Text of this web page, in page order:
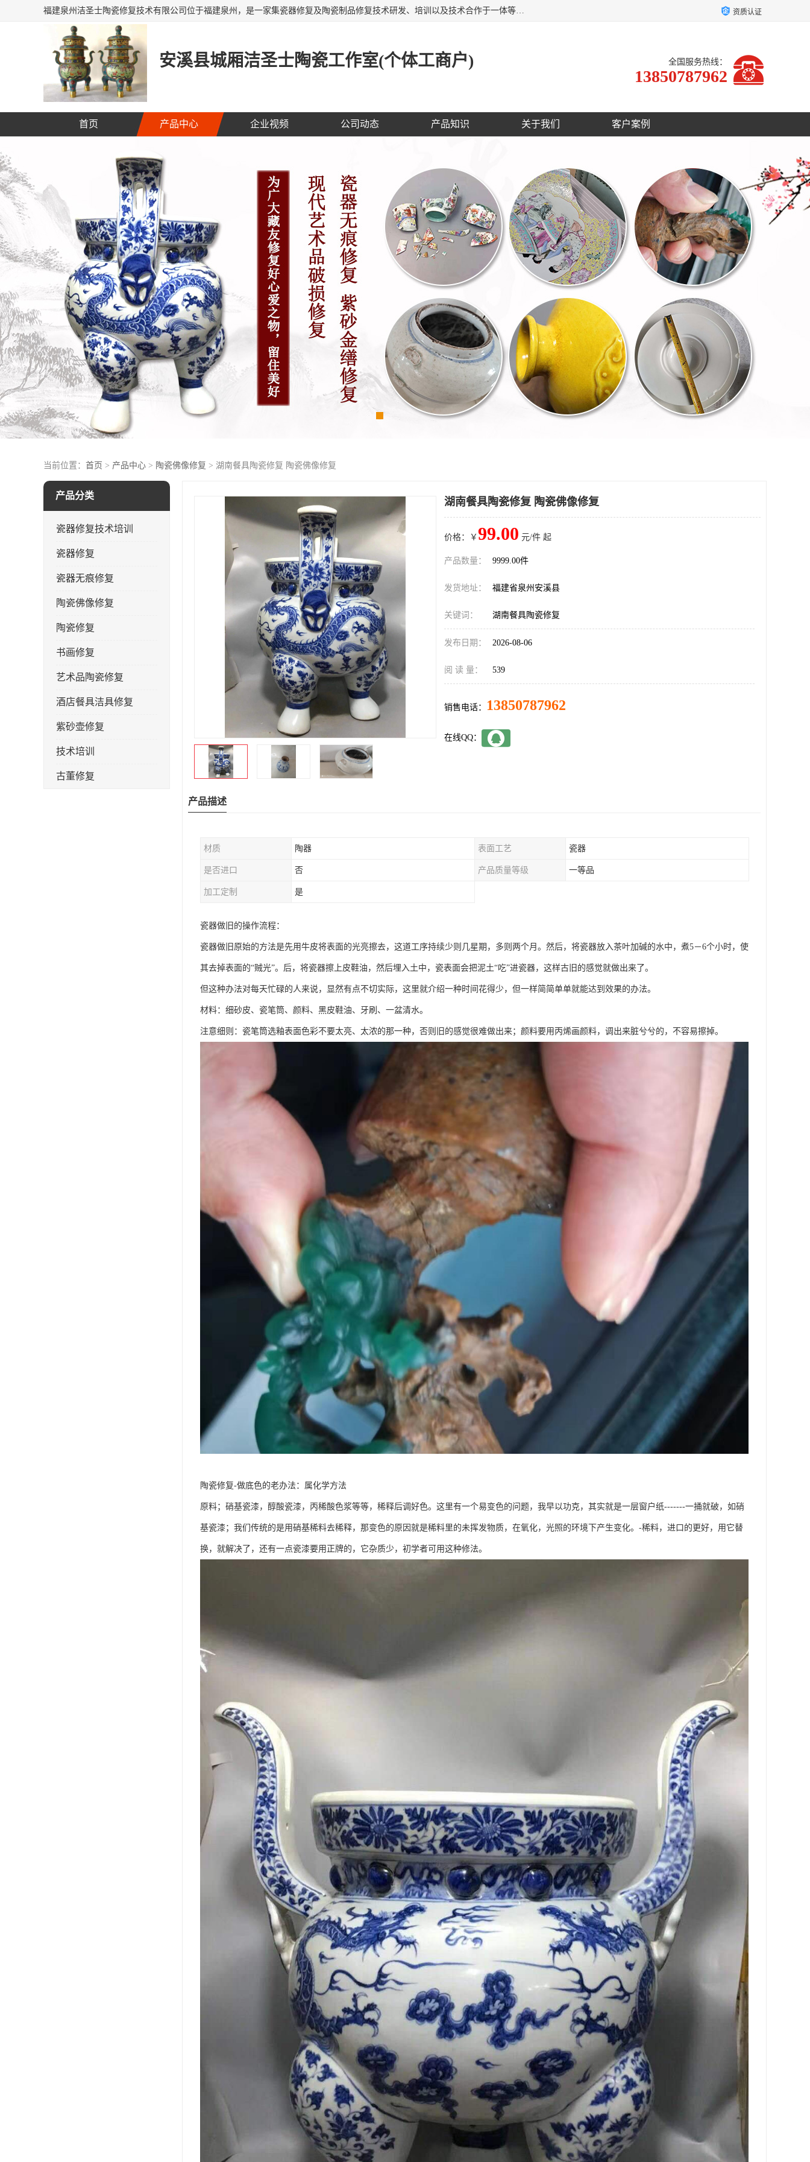
福建泉州洁圣士陶瓷修复技术有限公司位于福建泉州，是一家集瓷器修复及陶瓷制品修复技术研发、培训以及技术合作于一体等专业修复机构，公司主营：瓷器修复，陶瓷修复，瓷器无痕修复，陶瓷佛像修复，瓷器修复技术培训等。 洁圣士以全新的技术修复各种：古陶瓷、花瓶、餐具、工艺品、卫浴、颜色不一的金边、银边、花边，修复后基本无痕迹，修补成本低。丰富的经验为客户提供实用、优质服务！ 资质认证
安溪县城厢洁圣士陶瓷工作室(个体工商户) 全国服务热线：
13850787962
首页 产品中心 企业视频 公司动态 产品知识 关于我们 客户案例
当前位置： 首页 > 产品中心 > 陶瓷佛像修复 > 湖南餐具陶瓷修复 陶瓷佛像修复
产品分类
瓷器修复技术培训
瓷器修复
瓷器无痕修复
陶瓷佛像修复
陶瓷修复
书画修复
艺术品陶瓷修复
酒店餐具洁具修复
紫砂壶修复
技术培训
古董修复
湖南餐具陶瓷修复 陶瓷佛像修复
价格：￥ 99.00 元/件 起
产品数量： 9999.00件
发货地址： 福建省泉州安溪县
关键词： 湖南餐具陶瓷修复
发布日期： 2026-08-06
阅 读 量： 539
销售电话： 13850787962
在线QQ：
产品描述
材质 陶器 表面工艺 瓷器
是否进口 否 产品质量等级 一等品
加工定制 是
瓷器做旧的操作流程：
瓷器做旧原始的方法是先用牛皮将表面的光亮擦去，这道工序持续少则几星期，多则两个月。然后，将瓷器放入茶叶加碱的水中，煮5－6个小时，使
其去掉表面的“贼光”。后，将瓷器擦上皮鞋油，然后埋入土中，瓷表面会把泥土“吃”进瓷器，这样古旧的感觉就做出来了。
但这种办法对每天忙碌的人来说，显然有点不切实际，这里就介绍一种时间花得少，但一样简简单单就能达到效果的办法。
材料：细砂皮、瓷笔筒、颜料、黑皮鞋油、牙刷、一盆清水。
注意细则：瓷笔筒选釉表面色彩不要太亮、太浓的那一种，否则旧的感觉很难做出来；颜料要用丙烯画颜料，调出来脏兮兮的，不容易擦掉。
陶瓷修复-做底色的老办法：属化学方法
原料；硝基瓷漆，醇酸瓷漆，丙稀酸色浆等等，稀释后调好色。这里有一个易变色的问题，我早以功克，其实就是一层窗户纸-------一捅就破，如硝
基瓷漆；我们传统的是用硝基稀料去稀释，那变色的原因就是稀料里的未挥发物质，在氧化，光照的环境下产生变化。-稀料，进口的更好，用它替
换，就解决了，还有一点瓷漆要用正牌的，它杂质少，初学者可用这种修法。